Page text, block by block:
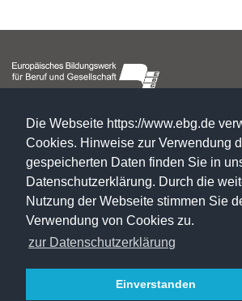
Die Webseite https://www.ebg.de
Cookies. Hinweise zur Verwendung
gespeicherten Daten finden Sie in
Datenschutzerklärung. Durch die
Nutzung der Webseite stimmen Sie
Verwendung von Cookies zu.
zur Datenschutzerklärung
Einverstanden
Hegelstraße 2
39104 Magdeburg
☏ : +49. 3 91. 5 41 94 77
gf@ebg.de
Kontakt
Impressum
Datenschutzerklärung
Jobs/Praktika
Fördermöglichkeiten